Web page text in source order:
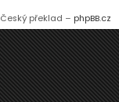
Český překlad – phpBB.cz